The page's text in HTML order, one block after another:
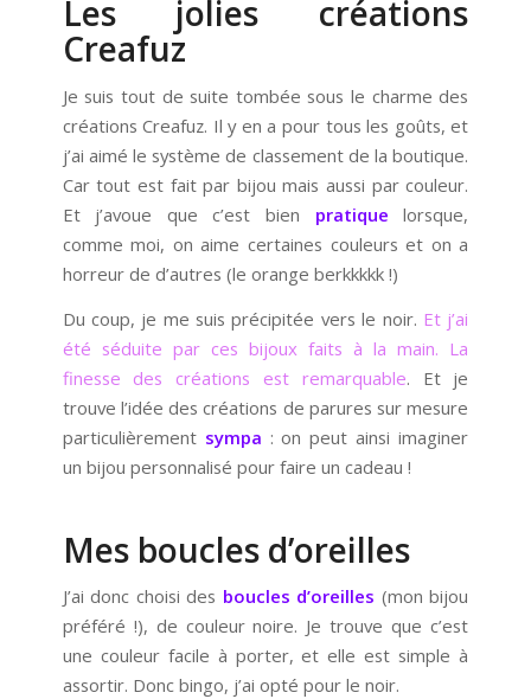
Les jolies créations
Creafuz
Je suis tout de suite tombée sous le charme des
créations Creafuz. Il y en a pour tous les goûts, et
j’ai aimé le système de classement de la boutique.
Car tout est fait par bijou mais aussi par couleur.
Et j’avoue que c’est bien pratique lorsque,
comme moi, on aime certaines couleurs et on a
horreur de d’autres (le orange berkkkkk !)
Du coup, je me suis précipitée vers le noir. Et j’ai
été séduite par ces bijoux faits à la main. La
finesse des créations est remarquable. Et je
trouve l’idée des créations de parures sur mesure
particulièrement sympa : on peut ainsi imaginer
un bijou personnalisé pour faire un cadeau !
Mes boucles d’oreilles
J’ai donc choisi des boucles d’oreilles (mon bijou
préféré !), de couleur noire. Je trouve que c’est
une couleur facile à porter, et elle est simple à
assortir. Donc bingo, j’ai opté pour le noir.